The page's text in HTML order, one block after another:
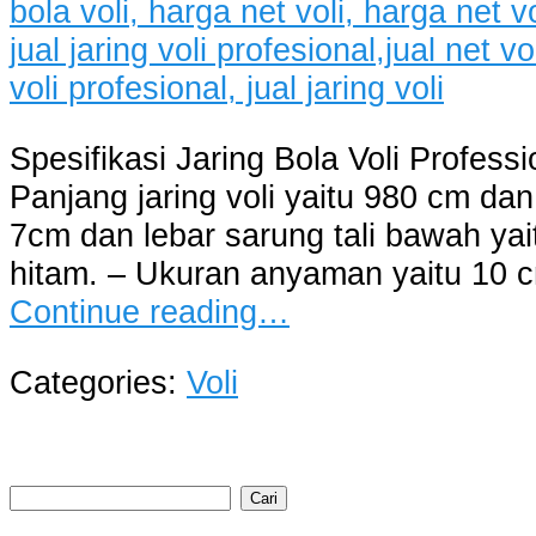
Spesifikasi Jaring Bola Voli
Panjang jaring voli yaitu 980 cm
7cm dan lebar sarung tali bawah
hitam. – Ukuran anyaman yaitu 10
Continue reading…
Categories: Voli
Cari